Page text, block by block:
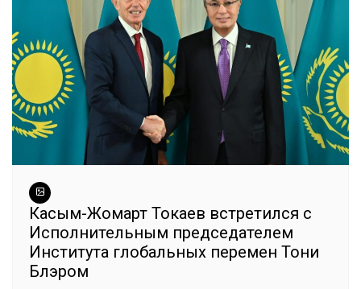
Касым-Жомарт Токаев встретился с
Исполнительным председателем
Института глобальных перемен Тони
Блэром